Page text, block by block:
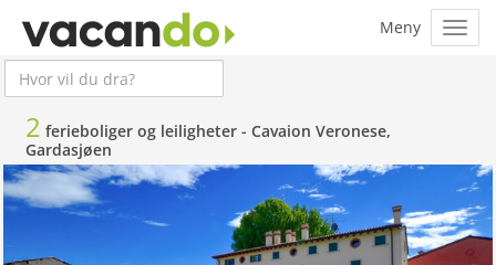
2 ferieboliger og leiligheter - Cavaion Veronese,
Gardasjøen